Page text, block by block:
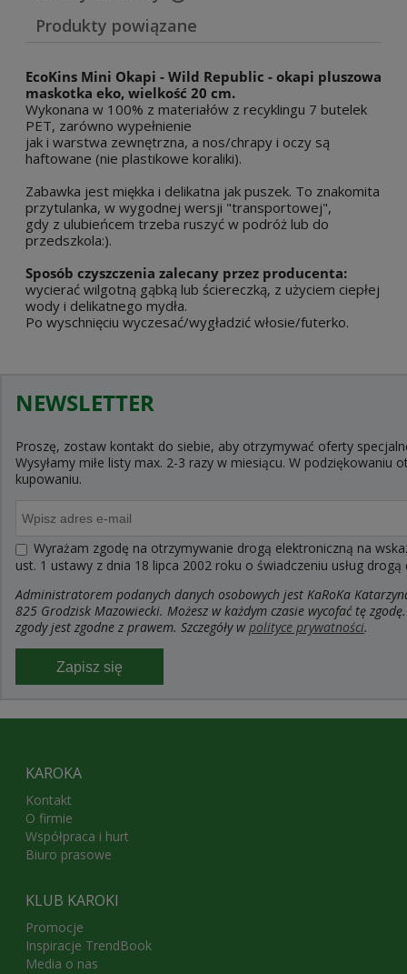
Cena nie zawiera ewentualnych kosztów płatności
Produkty powiązane
EcoKins Mini Okapi - Wild Republic - okapi pluszowa
maskotka eko, wielkość 20 cm.
Wykonana w 100% z materiałów z recyklingu 7 butelek
PET, zarówno wypełnienie
jak i warstwa zewnętrzna, a nos/chrapy i oczy są
haftowane (nie plastikowe koraliki).
Zabawka jest miękka i delikatna jak puszek. To znakomita
przytulanka, w wygodnej wersji "transportowej",
gdy z ulubieńcem trzeba ruszyć w podróż lub do
przedszkola:).
Sposób czyszczenia zalecany przez producenta:
wycierać wilgotną gąbką lub ściereczką, z użyciem ciepłej
wody i delikatnego mydła.
Po wyschnięciu wyczesać/wygładzić włosie/futerko.
NEWSLETTER
Proszę, zostaw kontakt do siebie, aby otrzymywać oferty
Wysyłamy miłe listy max. 2-3 razy w miesiącu. W
kupowaniu.
Wyrażam zgodę na otrzymywanie drogą elektroniczną na
ust. 1 ustawy z dnia 18 lipca 2002 roku o świadczeniu usług
Administratorem podanych danych osobowych jest KaRoKa
825 Grodzisk Mazowiecki. Możesz w każdym czasie wycofać tę
zgody jest zgodne z prawem. Szczegóły wpolityce prywatności.
Zapisz się
KAROKA
Kontakt
O firmie
Współpraca i hurt
Biuro prasowe
KLUB KAROKI
Promocje
Inspiracje TrendBook
Media o nas